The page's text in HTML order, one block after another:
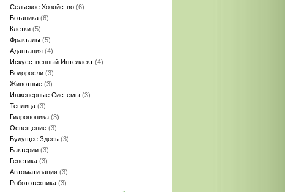
Сельское Хозяйство (6)
Ботаника (6)
Клетки (5)
Фракталы (5)
Адаптация (4)
Искусственный Интеллект (4)
Водоросли (3)
Животные (3)
Инженерные Системы (3)
Теплица (3)
Гидропоника (3)
Освещение (3)
Будущее Здесь (3)
Бактерии (3)
Генетика (3)
Автоматизация (3)
Робототехника (3)